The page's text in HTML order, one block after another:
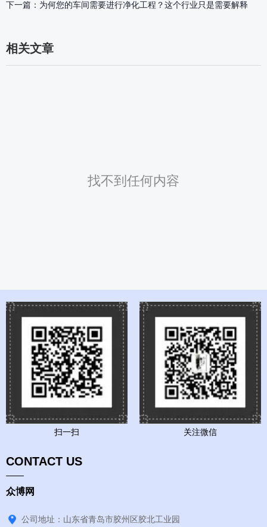
下一篇： 为何您的车间需要进行净化工程？这个行业只是需要解释
相关文章
找不到任何内容
扫一扫 关注微信
CONTACT US
众博网
公司地址：山东省青岛市胶州区胶北工业园